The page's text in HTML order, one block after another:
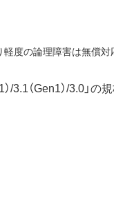
度の論理障害は無償対
）/3.1（Gen1）/3.0